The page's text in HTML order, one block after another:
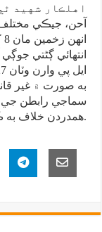
آحن، جيڪي
انتهائي ڳڻتي
به صورت ۾ غير
سماجي رابطن جي
همدردن خلاف به ڪريڪ ڊائون ڪيو ويندو.